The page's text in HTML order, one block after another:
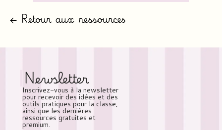
← Retour aux ressources
Newsletter
Inscrivez-vous à la newsletter
pour recevoir des idées et des
outils pratiques pour la classe,
ainsi que les dernières
ressources gratuites et
premium.